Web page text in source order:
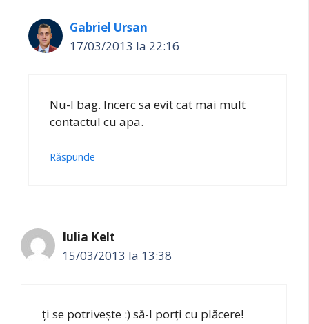
Gabriel Ursan
17/03/2013 la 22:16
Nu-l bag. Incerc sa evit cat mai mult
contactul cu apa.
Răspunde
Iulia Kelt
15/03/2013 la 13:38
ți se potrivește :) să-l porți cu plăcere!